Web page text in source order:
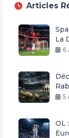
Articles
La
6
5
OL